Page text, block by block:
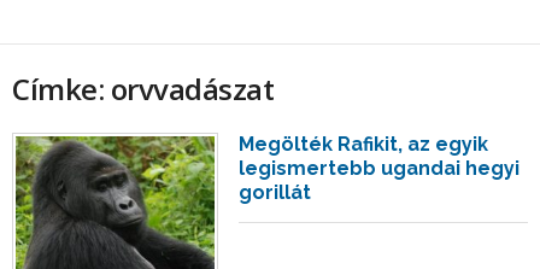
Címke: orvvadászat
Megölték Rafikit, az egyik
legismertebb ugandai hegyi
gorillát